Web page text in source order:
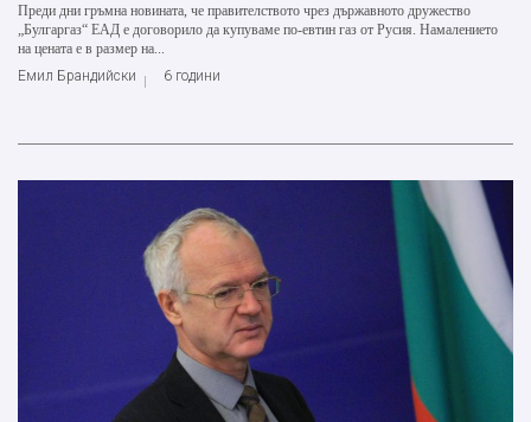
Преди дни гръмна новината, че правителството чрез държавното дружество
„Булгаргаз“ ЕАД е договорило да купуваме по-евтин газ от Русия. Намалението
на цената е в размер на...
Емил Брандийски
6 години